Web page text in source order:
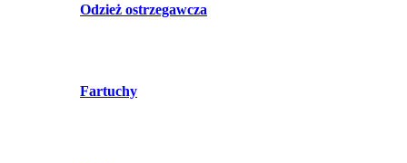
Odzież ostrzegawcza
Fartuchy